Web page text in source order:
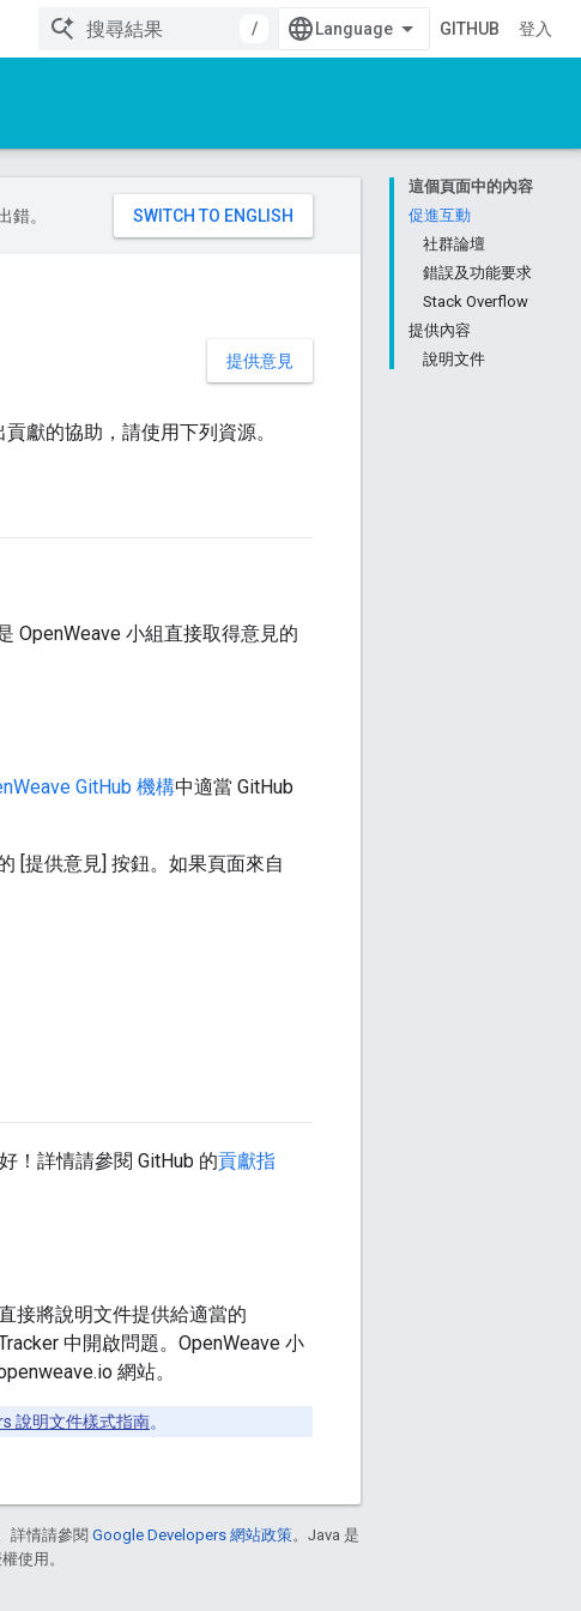
/
GITHUB 登入
這個頁面中的內容
促進互動
社群論壇
錯誤及功能要求
Stack Overflow
提供內容
說明文件
錯。
提供意見
獻的協助，請使用下列資源。
OpenWeave 小組直接取得意見的
GitHub 機構中適當 GitHub
[提供意見] 按鈕。如果頁面來自
！詳情請參閱 GitHub 的貢獻指
接將說明文件提供給適當的
中開啟問題。OpenWeave 小
網站。
說明文件樣式指南。
詳情請參閱 Google Developers 網站政策。Java 是
使用。